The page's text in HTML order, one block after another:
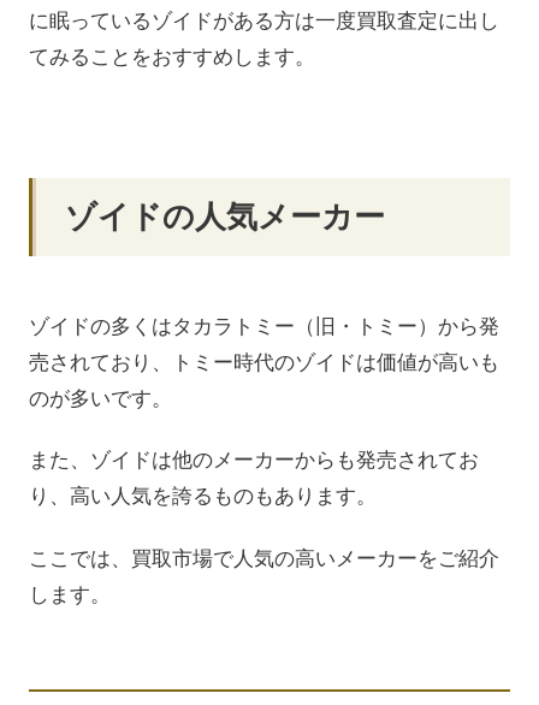
に眠っているゾイドがある方は一度買取査定に出し
てみることをおすすめします。
ゾイドの人気メーカー
ゾイドの多くはタカラトミー（旧・トミー）から発
売されており、トミー時代のゾイドは価値が高いも
のが多いです。
また、ゾイドは他のメーカーからも発売されてお
り、高い人気を誇るものもあります。
ここでは、買取市場で人気の高いメーカーをご紹介
します。